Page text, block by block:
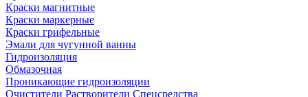
Краски магнитные
Краски маркерные
Краски грифельные
Эмали для чугунной ванны
Гидроизоляция
Обмазочная
Проникающие гидроизоляции
Очистители Растворители Спецсредства